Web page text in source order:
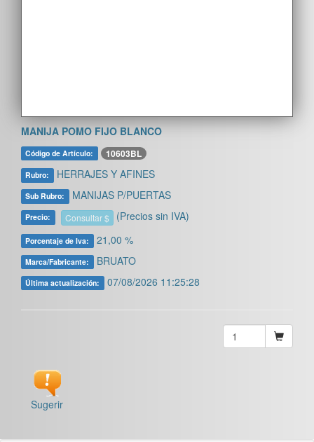
MANIJA POMO FIJO BLANCO
Código de Artículo: 10603BL
Rubro: HERRAJES Y AFINES
Sub Rubro: MANIJAS P/PUERTAS
Precio: Consultar $ (Precios sin IVA)
Porcentaje de Iva: 21,00 %
Marca/Fabricante: BRUATO
Última actualización: 07/08/2026 11:25:28
Sugerir